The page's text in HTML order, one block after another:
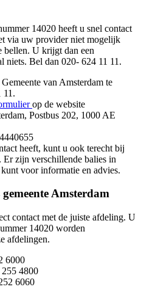
14020 heeft u snel contact
via uw provider niet mogelijk
bellen. U krijgt dan een
niets. Bel dan 020- 624 11 11.
van Amsterdam te
11.
op de website
Postbus 202, 1000 AE
heeft, kunt u ook terecht bij
Er zijn verschillende balies in
voor informatie en advies.
Amsterdam
contact met de juiste afdeling. U
14020 worden
afdelingen.
6000
255 4800
6060